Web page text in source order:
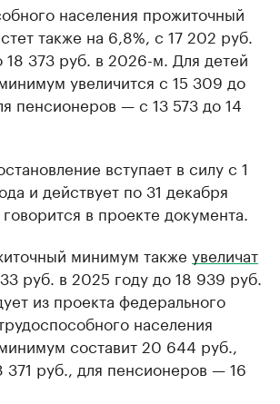
населения прожиточный
также на 6,8%, с 17 202 руб.
18 373 руб. в 2026-м. Для детей
увеличится с 15 309 до
пенсионеров — с 13 573 до 14
вступает в силу с 1
и действует по 31 декабря
в проекте документа.
минимум также увеличат
руб. в 2025 году до 18 939 руб.
из проекта федерального
населения
составит 20 644 руб.,
371 руб., для пенсионеров — 16